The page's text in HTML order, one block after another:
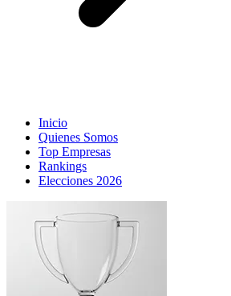
Inicio
Quienes Somos
Top Empresas
Rankings
Elecciones 2026